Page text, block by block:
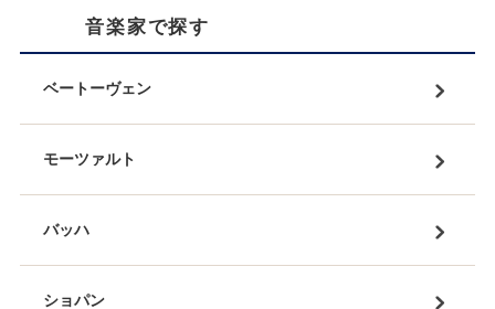
音楽家で探す
ベートーヴェン
モーツァルト
バッハ
ショパン